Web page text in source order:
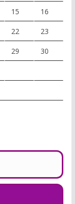
15 16
22 23
29 30